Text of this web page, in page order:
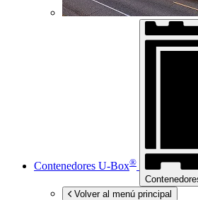
Contenedores U-Box®
Volver al menú principal